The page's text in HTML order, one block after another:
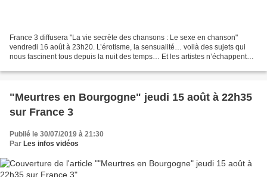
France 3 diffusera "La vie secrète des chansons : Le sexe en chanson"
vendredi 16 août à 23h20. L’érotisme, la sensualité… voilà des sujets qui
nous fascinent tous depuis la nuit des temps… Et les artistes n’échappent
"Meurtres en Bourgogne" jeudi 15 août à 22h35
sur France 3
Publié le 30/07/2019 à 21:30
Par Les infos vidéos